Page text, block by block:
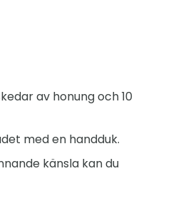
av honung och 10
med en handduk.
känsla kan du